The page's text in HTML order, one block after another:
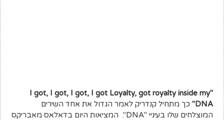
"I got, I got, I got, I got Loyalty, got royalty inside my
DNA" כך מתחיל קנדריק לאמר הגדול את אחד השירים
המוצלחים שלו בעיניי "DNA". המציאות היום בדאלאס מאבריקס